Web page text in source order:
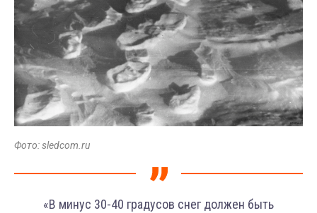
Фото: sledcom.ru
«В минус 30-40 градусов снег должен быть